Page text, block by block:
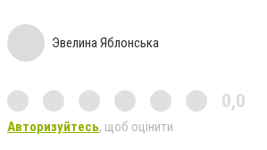
Эвелина Яблонська
0,0
Авторизуйтесь, щоб оцінити